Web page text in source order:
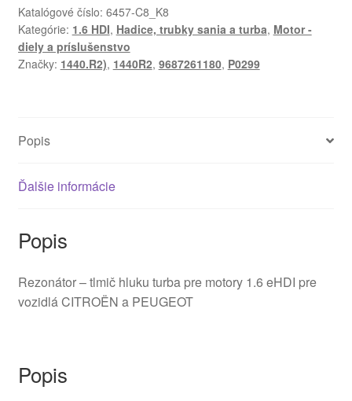
Citroën
Peugeot
9687261180
1440R2
Katalógové číslo: 6457-C8_K8
Kategórie: 1.6 HDI, Hadice, trubky sania a turba, Motor -
diely a príslušenstvo
Značky: 1440.R2), 1440R2, 9687261180, P0299
Popis
Ďalšie informácie
Popis
Rezonátor – tlmič hluku turba pre motory 1.6 eHDI pre
vozidlá CITROËN a PEUGEOT
Popis